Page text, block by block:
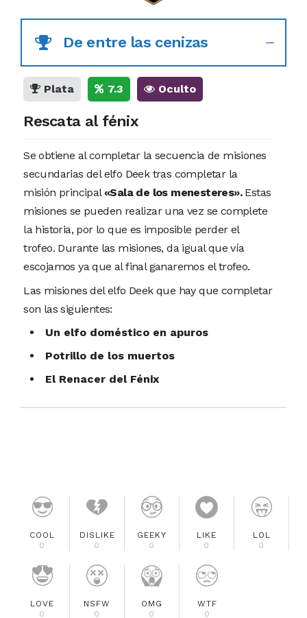
De entre las cenizas
Plata 7.3 Oculto
Rescata al fénix
Se obtiene al completar la secuencia de misiones
secundarias del elfo Deek tras completar la
misión principal«Sala de los menesteres».Estas
misiones se pueden realizar una vez se complete
la historia, por lo que es imposible perder el
trofeo. Durante las misiones, da igual que vía
escojamos ya que al final ganaremos el trofeo.
Las misiones del elfo Deek que hay que completar
son las siguientes:
Un elfo doméstico en apuros
Potrillo de los muertos
El Renacer del Fénix
COOL
0
DISLIKE
0
GEEKY
0
LIKE
0
LOL
0
LOVE
0
NSFW
0
OMG
0
WTF
0